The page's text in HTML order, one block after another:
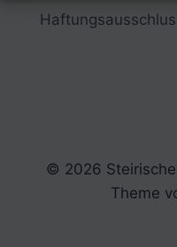
© 2026
Theme